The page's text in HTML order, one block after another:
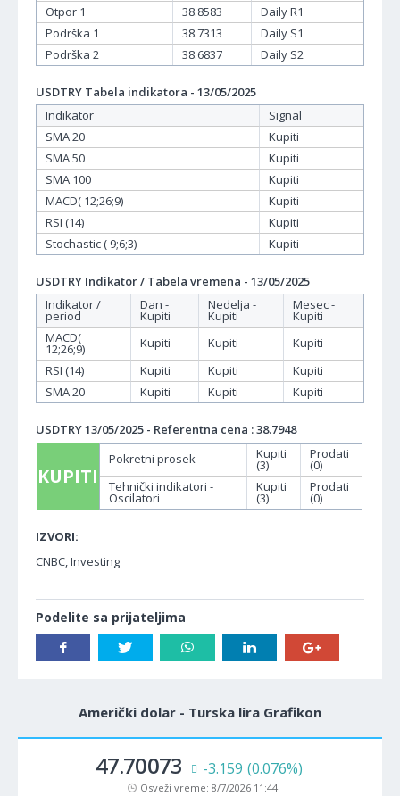
Otpor 1
38.8583
Daily R1
Podrška 1
38.7313
Daily S1
Podrška 2
38.6837 Daily S2
USDTRY Tabela indikatora - 13/05/2025
Indikator
Signal
SMA 20
Kupiti
SMA 50
Kupiti
SMA 100
Kupiti
MACD( 12;26;9)
Kupiti
RSI (14)
Kupiti
Stochastic ( 9;6;3)
Kupiti
USDTRY Indikator / Tabela vremena - 13/05/2025
Indikator /
period
Dan -
Kupiti
Nedelja -
Kupiti
Mesec -
Kupiti
MACD(
12;26;9) Kupiti Kupiti
Kupiti
RSI (14)
Kupiti Kupiti
Kupiti
SMA 20
Kupiti Kupiti Kupiti
USDTRY 13/05/2025 - Referentna cena : 38.7948
KUPITI
Pokretni prosek Kupiti
(3)
Prodati
(0)
Tehnički indikatori -
Oscilatori
Kupiti
(3)
Prodati
(0)
IZVORI:
CNBC, Investing
Podelite sa prijateljima
Američki dolar - Turska lira Grafikon
47.70073 -3.159 (0.076%)
Osveži vreme: 8/7/2026 11:44